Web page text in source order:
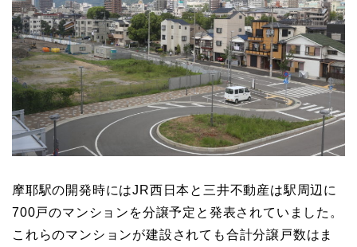
摩耶駅の開発時にはJR西日本と三井不動産は駅周辺に
700戸のマンションを分譲予定と発表されていました。
これらのマンションが建設されても合計分譲戸数はま